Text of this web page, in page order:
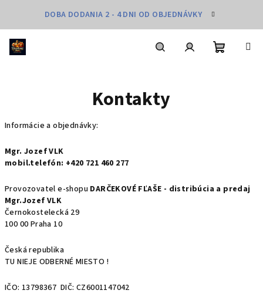
obsah
DOBA DODANIA 2 - 4 DNI OD OBJEDNÁVKY
Kontakty
Informácie a objednávky:
Mgr. Jozef VLK
mobil.telefón: +420 721 460 277
Provozovatel e-shopu DARČEKOVÉ FĽAŠE - distribúcia a predaj
Mgr.Jozef VLK
Černokostelecká 29
100 00 Praha 10
Česká republika
TU NIEJE ODBERNÉ MIESTO !
IČO: 13798367 DIČ: CZ6001147042